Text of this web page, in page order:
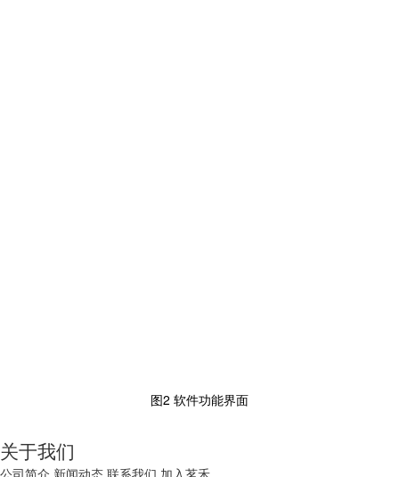
图2 软件功能界面
关于我们
公司简介 新闻动态 联系我们 加入茗禾